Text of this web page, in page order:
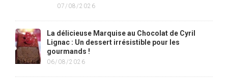
07/08/2026
La délicieuse Marquise au Chocolat de Cyril
Lignac : Un dessert irrésistible pour les
gourmands !
06/08/2026